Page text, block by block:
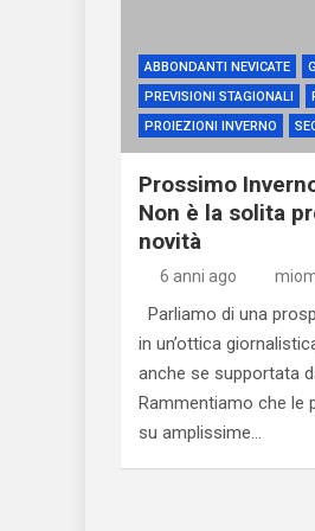
ABBONDANTI NEVICATE
PREVISIONI STAGIONALI
PROIEZIONI INVERNO
Prossimo
Non è la solita
novità
6 anni ago
Parliamo di una
in un’ottica
anche se supportata
Rammentiamo che le
su amplissime…